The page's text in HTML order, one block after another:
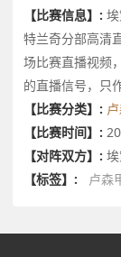
【比赛信息】:
特兰奇分部高清
场比赛直播视频
的直播信号，只
【比赛分类】:
【比赛时间】:
【对阵双方】:
【标签】:
卢森